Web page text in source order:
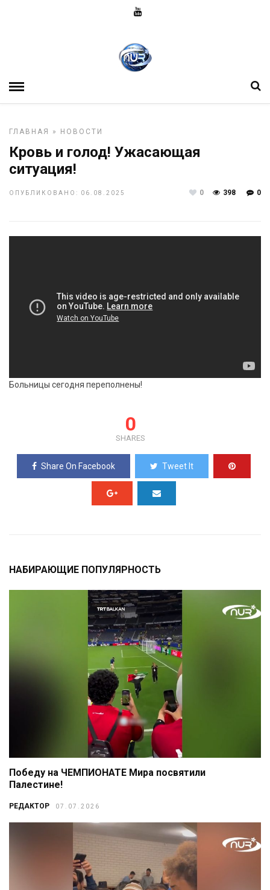
ГЛАВНАЯ » НОВОСТИ
Кровь и голод! Ужасающая
ситуация!
ОПУБЛИКОВАНО: 06.08.2025 0
398
0
Больницы сегодня переполнены!
0
SHARES
Share On Facebook Tweet It
НАБИРАЮЩИЕ ПОПУЛЯРНОСТЬ
Победу на ЧЕМПИОНАТЕ Мира посвятили
Палестине!
РЕДАКТОР 07.07.2026